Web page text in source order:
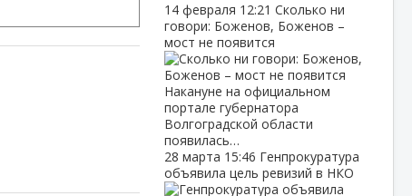
14 февраля 12:21 Сколько ни
говори: Боженов, Боженов –
мост не появится
Накануне на официальном
портале губернатора
Волгоградской области
появилась…
28 марта 15:46 Генпрокуратура
объявила цель ревизий в НКО